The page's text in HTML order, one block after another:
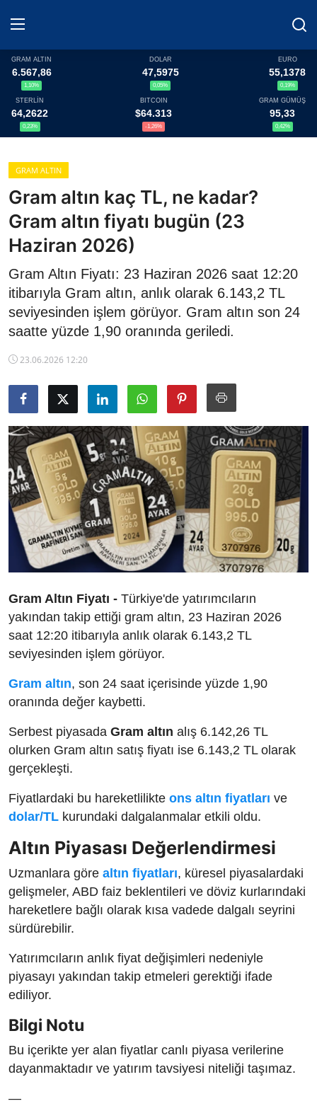
Haberler
Döviz
Altın Fiyatları
Döviz Kurları
Fonlar
Kripto Paralar
Çeviriciler
TCMB Kurları
Kapalı Çarşı
Şirket Haberleri
GRAM ALTIN
6.567,86
1,10%
DOLAR
47,5975
0,05%
EURO
55,1378
0,19%
STERLİN
64,2622
0,23%
BITCOIN
$64.313
-1,26%
GRAM GÜMÜŞ
95,33
0,42%
GRAM ALTIN
Gram altın kaç TL, ne kadar?
Gram altın fiyatı bugün (23
Haziran 2026)
Gram Altın Fiyatı: 23 Haziran 2026 saat 12:20
itibarıyla Gram altın, anlık olarak 6.143,2 TL
seviyesinden işlem görüyor. Gram altın son 24
saatte yüzde 1,90 oranında geriledi.
23.06.2026 12:20
Gram Altın Fiyatı - Türkiye'de yatırımcıların
yakından takip ettiği gram altın, 23 Haziran 2026
saat 12:20 itibarıyla anlık olarak 6.143,2 TL
seviyesinden işlem görüyor.
Gram altın, son 24 saat içerisinde yüzde 1,90
oranında değer kaybetti.
Serbest piyasada Gram altın alış 6.142,26 TL
olurken Gram altın satış fiyatı ise 6.143,2 TL olarak
gerçekleşti.
Fiyatlardaki bu hareketlilikte ons altın fiyatları ve
dolar/TL kurundaki dalgalanmalar etkili oldu.
Altın Piyasası Değerlendirmesi
Uzmanlara göre altın fiyatları, küresel piyasalardaki
gelişmeler, ABD faiz beklentileri ve döviz kurlarındaki
hareketlere bağlı olarak kısa vadede dalgalı seyrini
sürdürebilir.
Yatırımcıların anlık fiyat değişimleri nedeniyle
piyasayı yakından takip etmeleri gerektiği ifade
ediliyor.
Bilgi Notu
Bu içerikte yer alan fiyatlar canlı piyasa verilerine
dayanmaktadır ve yatırım tavsiyesi niteliği taşımaz.
—